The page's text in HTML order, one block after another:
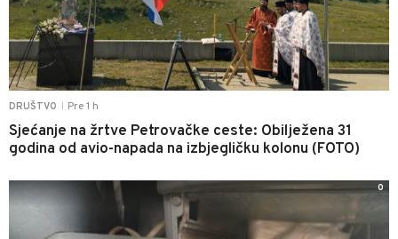
DRUŠTVO Pre 1 h
Sjećanje na žrtve Petrovačke ceste: Obilježena 31
godina od avio-napada na izbjegličku kolonu (FOTO)
0